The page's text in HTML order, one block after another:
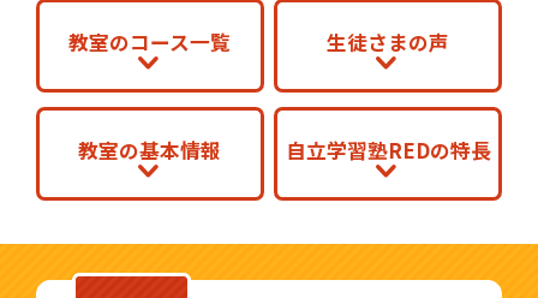
教室のコース一覧 生徒さまの声
教室の基本情報 自立学習塾REDの特長